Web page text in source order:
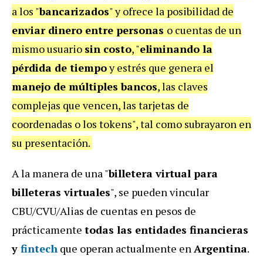
a los "bancarizados" y ofrece la posibilidad de
enviar dinero entre personas o cuentas de un
mismo usuario sin costo, "eliminando la
pérdida de tiempoy estrés que genera el
manejo de múltiples bancos, las claves
complejas que vencen, las tarjetas de
coordenadas o los tokens", tal como subrayaron en
su presentación.
A la manera de una "billetera virtual para
billeteras virtuales", se pueden vincular
CBU/CVU/Alias de cuentas en pesos de
prácticamente todas las entidades financieras
y fintech que operan actualmente enArgentina.